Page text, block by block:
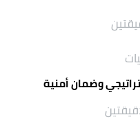
وضمان أمنية